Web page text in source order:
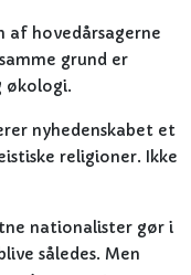
af hovedårsagerne
grund er
økologi.
nyhedenskabet et
religioner. Ikke
nationalister gør i
således. Men